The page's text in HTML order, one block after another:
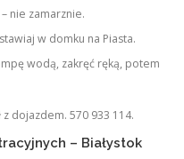
nie zamarznie.
w domku na Piasta.
wodą, zakręć ręką, potem
z dojazdem. 570 933 114.
– Białystok